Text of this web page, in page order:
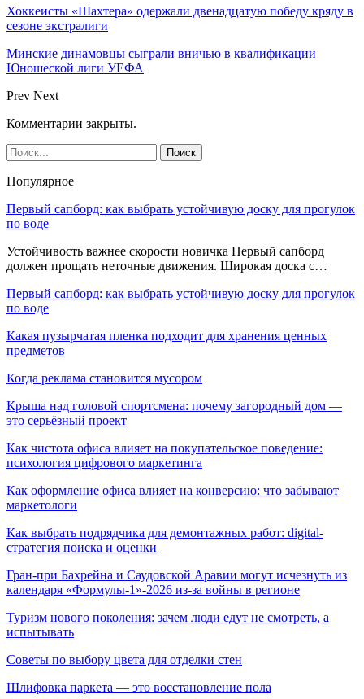
Хоккеисты «Шахтера» одержали двенадцатую победу кряду в
сезоне экстралиги
Минские динамовцы сыграли вничью в квалификации
Юношеской лиги УЕФА
Prev Next
Комментарии закрыты.
Популярное
Первый сапборд: как выбрать устойчивую доску для прогулок
по воде
Устойчивость важнее скорости новичка Первый сапборд
должен прощать неточные движения. Широкая доска с…
Первый сапборд: как выбрать устойчивую доску для прогулок
по воде
Какая пузырчатая пленка подходит для хранения ценных
предметов
Когда реклама становится мусором
Крыша над головой спортсмена: почему загородный дом —
это серьёзный проект
Как чистота офиса влияет на покупательское поведение:
психология цифрового маркетинга
Как оформление офиса влияет на конверсию: что забывают
маркетологи
Как выбрать подрядчика для демонтажных работ: digital-
стратегия поиска и оценки
Гран-при Бахрейна и Саудовской Аравии могут исчезнуть из
календаря «Формулы-1»-2026 из-за войны в регионе
Туризм нового поколения: зачем люди едут не смотреть, а
испытывать
Советы по выбору цвета для отделки стен
Шлифовка паркета — это восстановление пола